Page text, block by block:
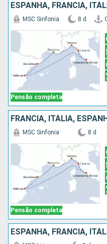
ESPANHA, FRANCIA,
Pensão completa
MSC Sinfonia 8 d
FRANCIA, ITÁLIA,
Pensão completa
MSC Sinfonia 8 d
ESPANHA, FRANCIA,